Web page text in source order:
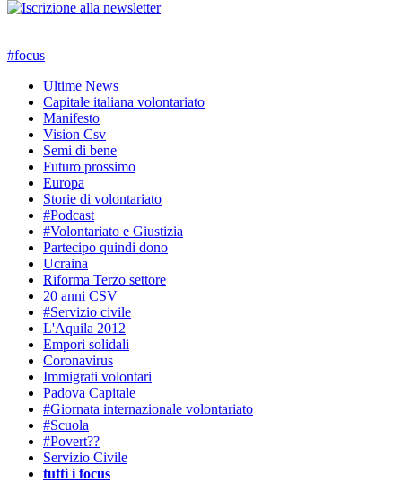
#focus
Ultime News
Capitale italiana volontariato
Manifesto
Vision Csv
Semi di bene
Futuro prossimo
Europa
Storie di volontariato
#Podcast
#Volontariato e Giustizia
Partecipo quindi dono
Ucraina
Riforma Terzo settore
20 anni CSV
#Servizio civile
L'Aquila 2012
Empori solidali
Coronavirus
Immigrati volontari
Padova Capitale
#Giornata internazionale volontariato
#Scuola
#Povert??
Servizio Civile
tutti i focus